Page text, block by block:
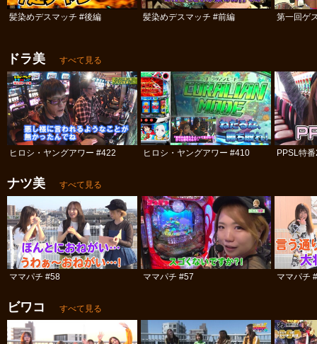
髪染めデスマッチ #後編 髪染めデスマッチ #前編 第一回ゲ
ドラ美 すべて見る
ヒロシ・ヤングアワー #422 ヒロシ・ヤングアワー #410 PPSL特
ナツ美 すべて見る
ママパチ #58 ママパチ #57 ママパチ
ビワコ すべて見る